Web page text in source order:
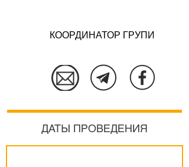
КООРДИНАТОР ГРУПИ
Подробнее
ДАТЫ ПРОВЕДЕНИЯ